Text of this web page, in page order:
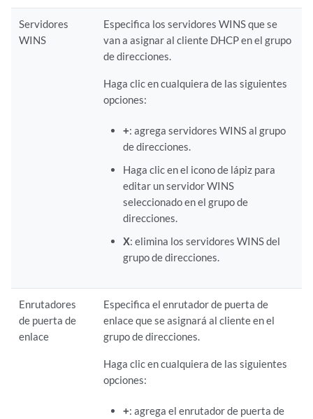
Servidores
WINS
Especifica los servidores WINS que se
van a asignar al cliente DHCP en el grupo
de direcciones.
Haga clic en cualquiera de las siguientes
opciones:
+: agrega servidores WINS al grupo
de direcciones.
Haga clic en el icono de lápiz para
editar un servidor WINS
seleccionado en el grupo de
direcciones.
X: elimina los servidores WINS del
grupo de direcciones.
Enrutadores
de puerta de
enlace
Especifica el enrutador de puerta de
enlace que se asignará al cliente en el
grupo de direcciones.
Haga clic en cualquiera de las siguientes
opciones:
+: agrega el enrutador de puerta de